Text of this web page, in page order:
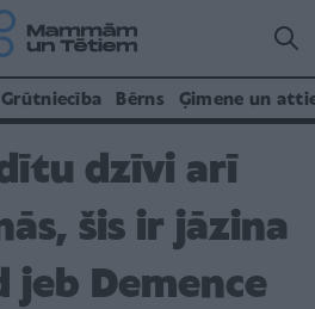
Grūtniecība Bērns Ģimene un
dzīvi arī
šis ir jāzina
jeb Demence